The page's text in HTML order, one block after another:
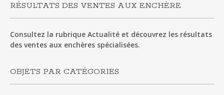
RÉSULTATS DES VENTES AUX ENCHÈRE
Consultez la rubrique Actualité et découvrez les résultats
des ventes aux enchères spécialisées.
OBJETS PAR CATÉGORIES